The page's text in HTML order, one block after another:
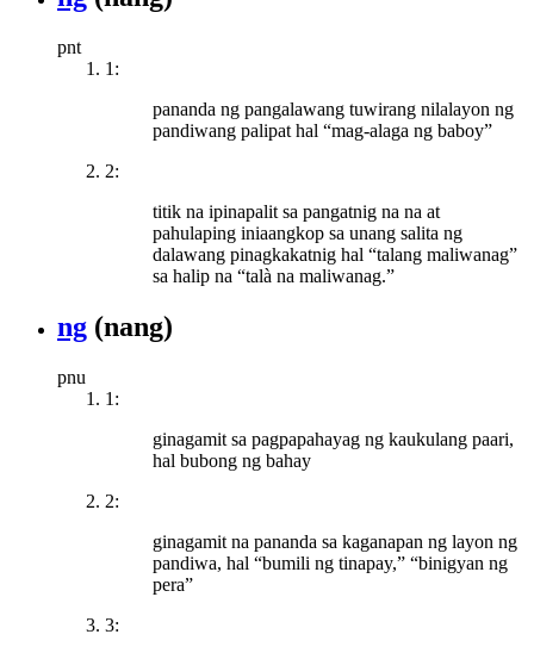
pnt
1:
pananda ng pangalawang tuwirang nilalayon ng
pandiwang palipat hal “mag-alaga ng baboy”
2:
titik na ipinapalit sa pangatnig na na at
pahulaping iniaangkop sa unang salita ng
dalawang pinagkakatnig hal “talang maliwanag”
sa halip na “talà na maliwanag.”
ng (nang)
pnu
1:
ginagamit sa pagpapahayag ng kaukulang paari,
hal bubong ng bahay
2:
ginagamit na pananda sa kaganapan ng layon ng
pandiwa, hal “bumili ng tinapay,” “binigyan ng
pera”
3: